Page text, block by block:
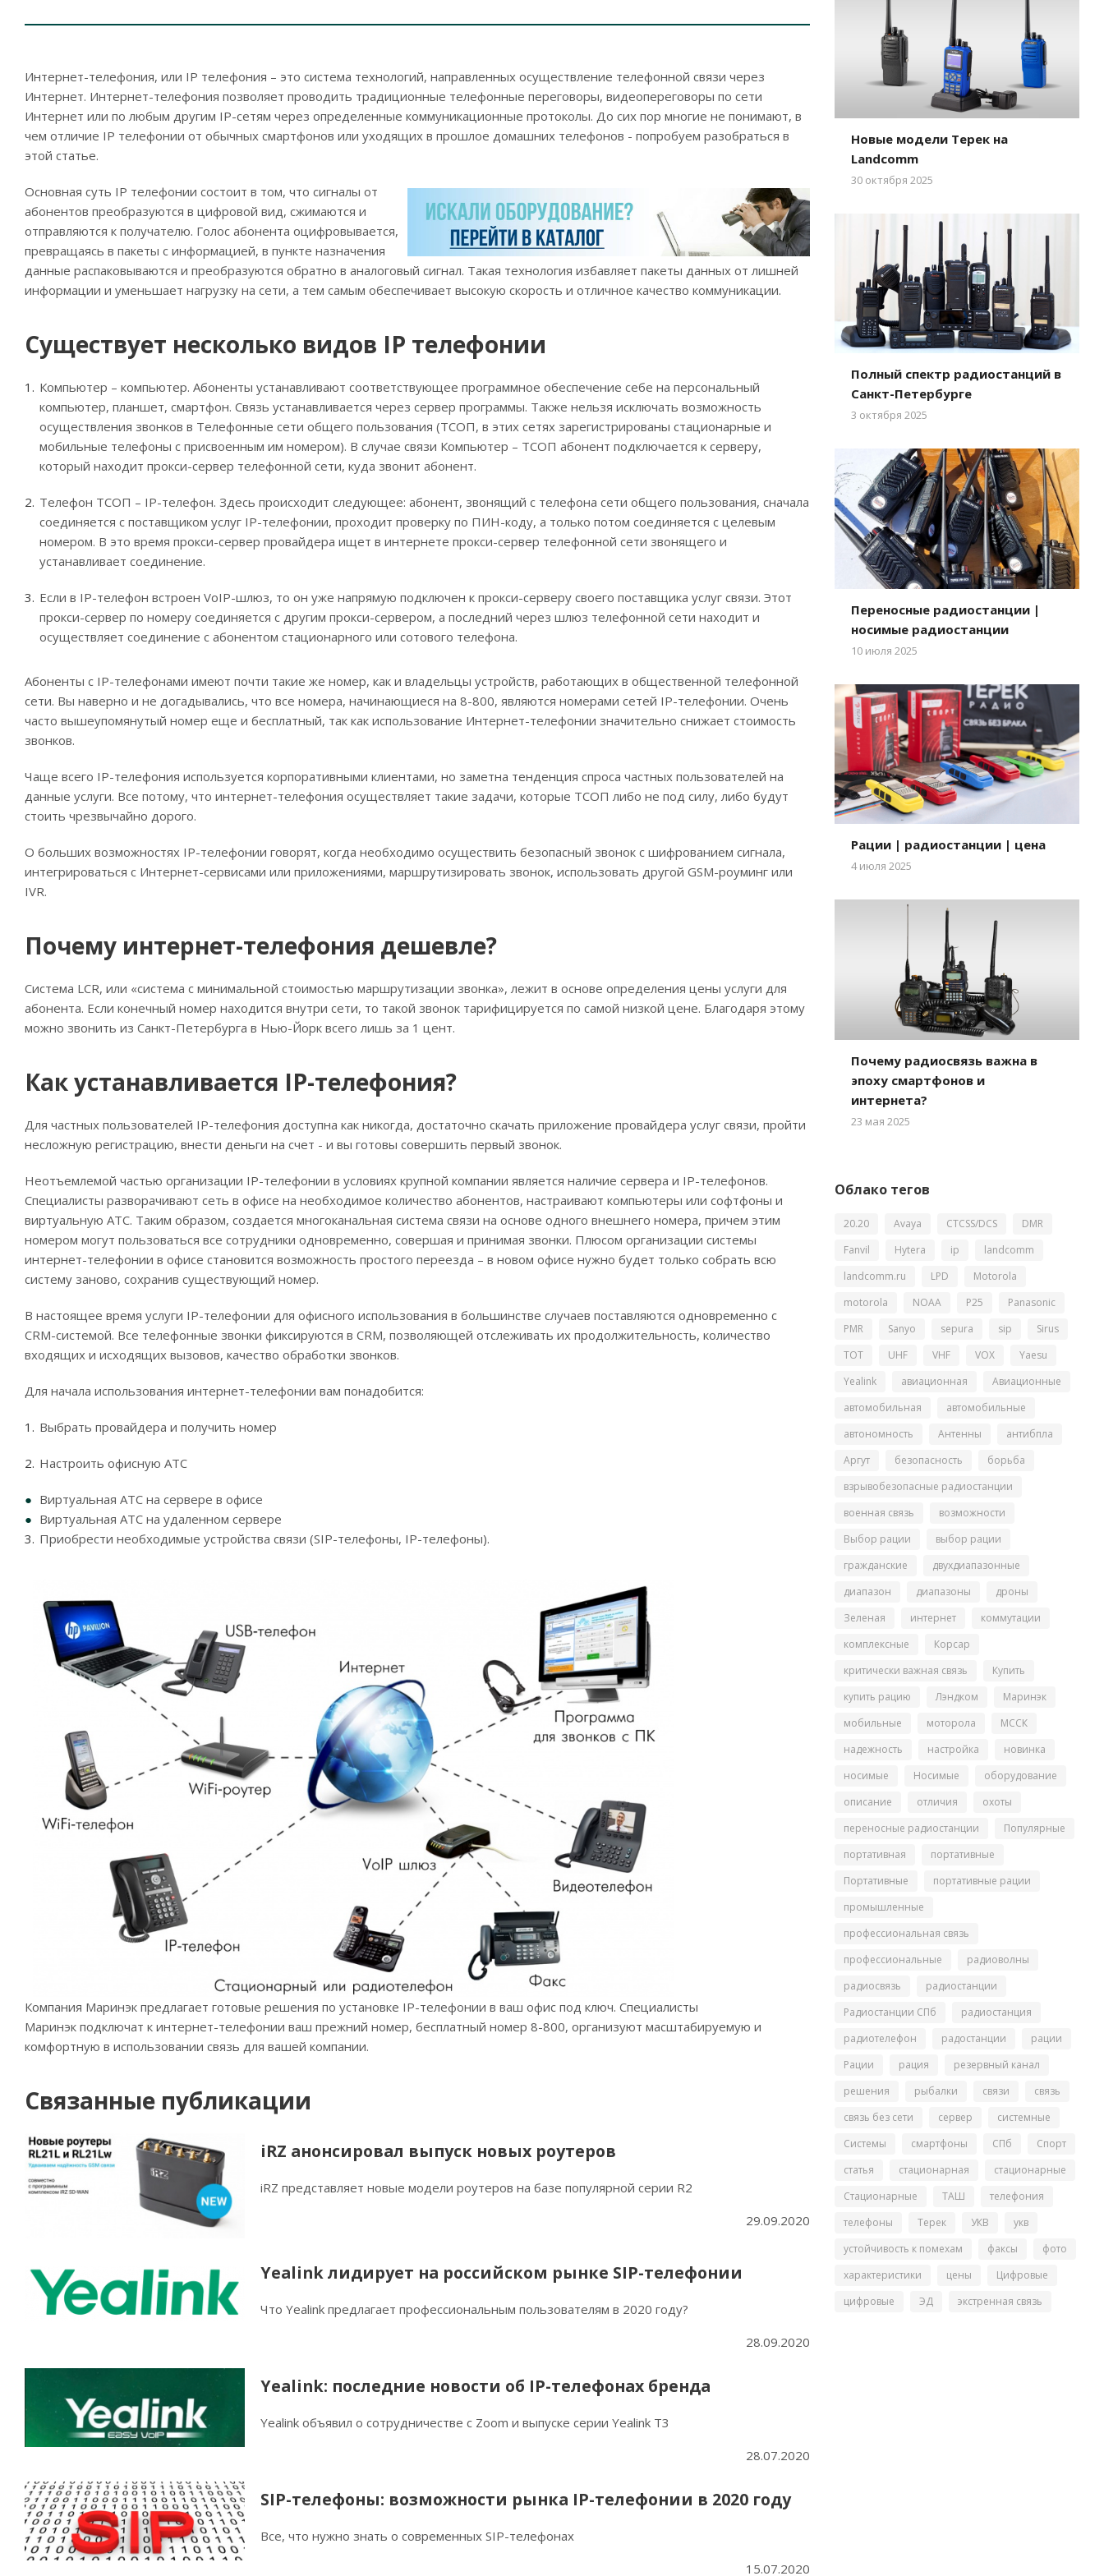
Интернет-телефония, или IP телефония – это система технологий, направленных осуществление телефонной связи через
Интернет. Интернет-телефония позволяет проводить традиционные телефонные переговоры, видеопереговоры по сети
Интернет или по любым другим IP-сетям через определенные коммуникационные протоколы. До сих пор многие не понимают, в
чем отличие IP телефонии от обычных смартфонов или уходящих в прошлое домашних телефонов - попробуем разобраться в
этой статье.
Основная суть IP телефонии состоит в том, что сигналы от
абонентов преобразуются в цифровой вид, сжимаются и
отправляются к получателю. Голос абонента оцифровывается,
превращаясь в пакеты с информацией, в пункте назначения
данные распаковываются и преобразуются обратно в аналоговый сигнал. Такая технология избавляет пакеты данных от лишней
информации и уменьшает нагрузку на сети, а тем самым обеспечивает высокую скорость и отличное качество коммуникации.
Существует несколько видов IP телефонии
Компьютер – компьютер. Абоненты устанавливают соответствующее программное обеспечение себе на персональный
компьютер, планшет, смартфон. Связь устанавливается через сервер программы. Также нельзя исключать возможность
осуществления звонков в Телефонные сети общего пользования (ТСОП, в этих сетях зарегистрированы стационарные и
мобильные телефоны с присвоенным им номером). В случае связи Компьютер – ТСОП абонент подключается к серверу,
который находит прокси-сервер телефонной сети, куда звонит абонент.
Телефон ТСОП – IP-телефон. Здесь происходит следующее: абонент, звонящий с телефона сети общего пользования, сначала
соединяется с поставщиком услуг IP-телефонии, проходит проверку по ПИН-коду, а только потом соединяется с целевым
номером. В это время прокси-сервер провайдера ищет в интернете прокси-сервер телефонной сети звонящего и
устанавливает соединение.
Если в IP-телефон встроен VoIP-шлюз, то он уже напрямую подключен к прокси-серверу своего поставщика услуг связи. Этот
прокси-сервер по номеру соединяется с другим прокси-сервером, а последний через шлюз телефонной сети находит и
осуществляет соединение с абонентом стационарного или сотового телефона.
Абоненты с IP-телефонами имеют почти такие же номер, как и владельцы устройств, работающих в общественной телефонной
сети. Вы наверно и не догадывались, что все номера, начинающиеся на 8-800, являются номерами сетей IP-телефонии. Очень
часто вышеупомянутый номер еще и бесплатный, так как использование Интернет-телефонии значительно снижает стоимость
звонков.
Чаще всего IP-телефония используется корпоративными клиентами, но заметна тенденция спроса частных пользователей на
данные услуги. Все потому, что интернет-телефония осуществляет такие задачи, которые ТСОП либо не под силу, либо будут
стоить чрезвычайно дорого.
О больших возможностях IP-телефонии говорят, когда необходимо осуществить безопасный звонок с шифрованием сигнала,
интегрироваться с Интернет-сервисами или приложениями, маршрутизировать звонок, использовать другой GSM-роуминг или
IVR.
Почему интернет-телефония дешевле?
Система LCR, или «система с минимальной стоимостью маршрутизации звонка», лежит в основе определения цены услуги для
абонента. Если конечный номер находится внутри сети, то такой звонок тарифицируется по самой низкой цене. Благодаря этому
можно звонить из Санкт-Петербурга в Нью-Йорк всего лишь за 1 цент.
Как устанавливается IP-телефония?
Для частных пользователей IP-телефония доступна как никогда, достаточно скачать приложение провайдера услуг связи, пройти
несложную регистрацию, внести деньги на счет - и вы готовы совершить первый звонок.
Неотъемлемой частью организации IP-телефонии в условиях крупной компании является наличие сервера и IP-телефонов.
Специалисты разворачивают сеть в офисе на необходимое количество абонентов, настраивают компьютеры или софтфоны и
виртуальную АТС. Таким образом, создается многоканальная система связи на основе одного внешнего номера, причем этим
номером могут пользоваться все сотрудники одновременно, совершая и принимая звонки. Плюсом организации системы
интернет-телефонии в офисе становится возможность простого переезда – в новом офисе нужно будет только собрать всю
систему заново, сохранив существующий номер.
В настоящее время услуги IP-телефонии для офисного использования в большинстве случаев поставляются одновременно с
CRM-системой. Все телефонные звонки фиксируются в CRM, позволяющей отслеживать их продолжительность, количество
входящих и исходящих вызовов, качество обработки звонков.
Для начала использования интернет-телефонии вам понадобится:
Выбрать провайдера и получить номер
Настроить офисную АТС
Виртуальная АТС на сервере в офисе
Виртуальная АТС на удаленном сервере
Приобрести необходимые устройства связи (SIP-телефоны, IP-телефоны).
Компания Маринэк предлагает готовые решения по установке IP-телефонии в ваш офис под ключ. Специалисты
Маринэк подключат к интернет-телефонии ваш прежний номер, бесплатный номер 8-800, организуют масштабируемую и
комфортную в использовании связь для вашей компании.
Связанные публикации
iRZ анонсировал выпуск новых роутеров
iRZ представляет новые модели роутеров на базе популярной серии R2
29.09.2020
Yealink лидирует на российском рынке SIP-телефонии
Что Yealink предлагает профессиональным пользователям в 2020 году?
28.09.2020
Yealink: последние новости об IP-телефонах бренда
Yealink объявил о сотрудничестве с Zoom и выпуске серии Yealink T3
28.07.2020
SIP-телефоны: возможности рынка IP-телефонии в 2020 году
Все, что нужно знать о современных SIP-телефонах
15.07.2020
Новые модели Терек на
Landcomm
30 октября 2025
Полный спектр радиостанций в
Санкт-Петербурге
3 октября 2025
Переносные радиостанции |
носимые радиостанции
10 июля 2025
Рации | радиостанции | цена
4 июля 2025
Почему радиосвязь важна в
эпоху смартфонов и
интернета?
23 мая 2025
Облако тегов
20.20 Avaya CTCSS/DCS
DMR
Fanvil
Hytera ip
landcomm
landcomm.ru
LPD
Motorola
motorola
NOAA P25
Panasonic
PMR
Sanyo sepura sip
Sirus
TOT
UHF VHF VOX
Yaesu
Yealink
авиационная
Авиационные
автомобильная
автомобильные
автономность
Антенны
антибпла
Аргут
безопасность
борьба
взрывобезопасные радиостанции
военная связь
возможности
Выбор рации
выбор рации
гражданские
двухдиапазонные
диапазон
диапазоны
дроны
Зеленая
интернет
коммутации
комплексные
Корсар
критически важная связь
Купить
купить рацию
Лэндком
Маринэк
мобильные
моторола
МССК
надежность
настройка
новинка
носимые
Носимые
оборудование
описание
отличия
охоты
переносные радиостанции
Популярные
портативная
портативные
Портативные
портативные рации
промышленные
профессиональная связь
профессиональные
радиоволны
радиосвязь
радиостанции
Радиостанции СПб
радиостанция
радиотелефон
радостанции
рации
Рации
рация
резервный канал
решения
рыбалки связи
связь
связь без сети
сервер
системные
Системы
смартфоны СПб
Спорт
статья
стационарная
стационарные
Стационарные
ТАШ
телефония
телефоны
Терек УКВ
укв
устойчивость к помехам
факсы
фото
характеристики
цены
Цифровые
цифровые
ЭД экстренная связь